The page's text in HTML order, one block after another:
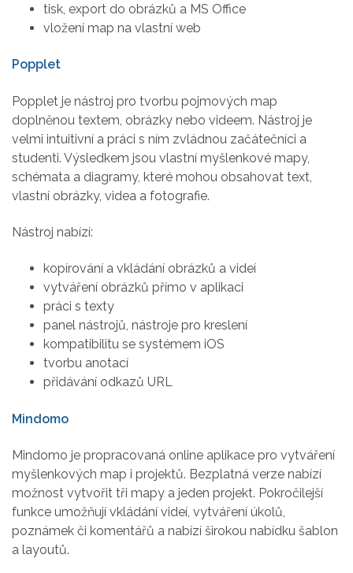
tisk, export do obrázků a MS Office
vložení map na vlastní web
Popplet
Popplet je nástroj pro tvorbu pojmových map
doplněnou textem, obrázky nebo videem. Nástroj je
velmi intuitivní a práci s ním zvládnou začátečníci a
studenti. Výsledkem jsou vlastní myšlenkové mapy,
schémata a diagramy, které mohou obsahovat text,
vlastní obrázky, videa a fotografie.
Nástroj nabízí:
kopírování a vkládání obrázků a videí
vytváření obrázků přímo v aplikaci
práci s texty
panel nástrojů, nástroje pro kreslení
kompatibilitu se systémem iOS
tvorbu anotací
přidávání odkazů URL
Mindomo
Mindomo je propracovaná online aplikace pro vytváření
myšlenkových map i projektů. Bezplatná verze nabízí
možnost vytvořit tři mapy a jeden projekt. Pokročilejší
funkce umožňují vkládání videí, vytváření úkolů,
poznámek či komentářů a nabízí širokou nabídku šablon
a layoutů.